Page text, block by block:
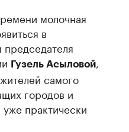
молочная
в
Гузель Асыловой,
самого
городов и
практически